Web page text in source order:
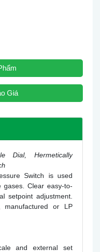
Giá
Dial, Hermetically
Switch is used
gases. Clear easy-to-
setpoint adjustment.
manufactured or LP
and external set